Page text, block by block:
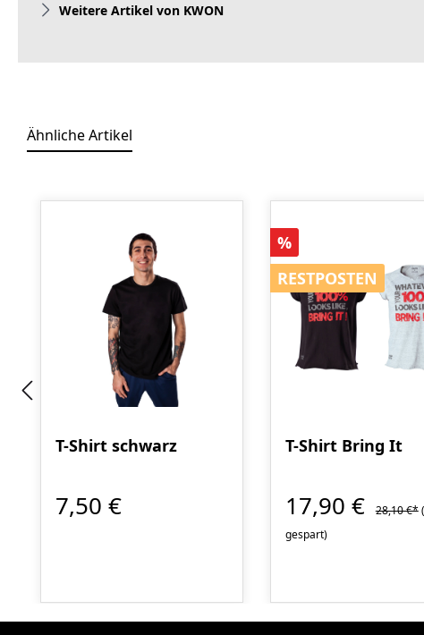
Weitere Artikel von KWON
Ähnliche Artikel
T-Shirt schwarz
7,50 €
Rabatt
%
RESTPOSTEN
RESTPOSTEN
T-Shirt Bring It
17,90 € 28,10 €*
gespart)